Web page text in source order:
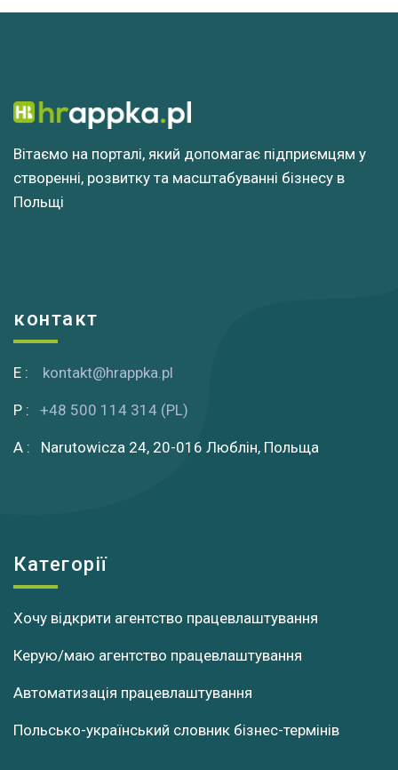
Вітаємо на порталі, який допомагає підприємцям у
створенні, розвитку та масштабуванні бізнесу в
Польщі
контакт
E : kontakt@hrappka.pl
P : +48 500 114 314 (PL)
A : Narutowicza 24, 20-016 Люблін, Польща
Категорії
Хочу відкрити агентство працевлаштування
Керую/маю агентство працевлаштування
Автоматизація працевлаштування
Польсько-український словник бізнес-термінів